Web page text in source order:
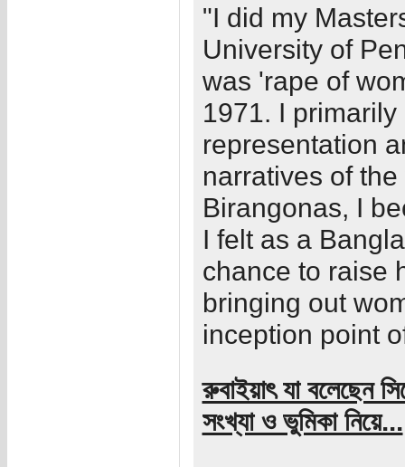
"I did my
University of
was 'rape of
1971. I
representation
narratives of
Birangonas, I
I felt as a
chance to raise
bringing out
inception point
রুবাইয়াৎ যা বলেছেন
সংখ্যা ও ভুমিকা নিয়ে...